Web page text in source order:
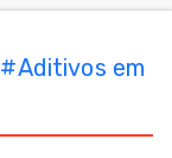
#Aditivos em